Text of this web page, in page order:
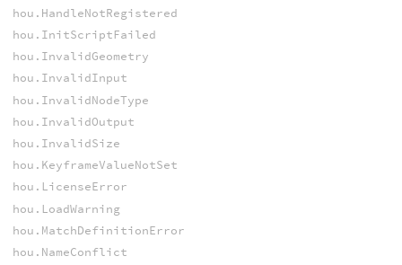
hou.HandleNotRegistered
hou.InitScriptFailed
hou.InvalidGeometry
hou.InvalidInput
hou.InvalidNodeType
hou.InvalidOutput
hou.InvalidSize
hou.KeyframeValueNotSet
hou.LicenseError
hou.LoadWarning
hou.MatchDefinitionError
hou.NameConflict